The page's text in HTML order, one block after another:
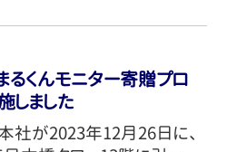
るくんモニター寄贈プロ
しました
社が2023年12月26日に、